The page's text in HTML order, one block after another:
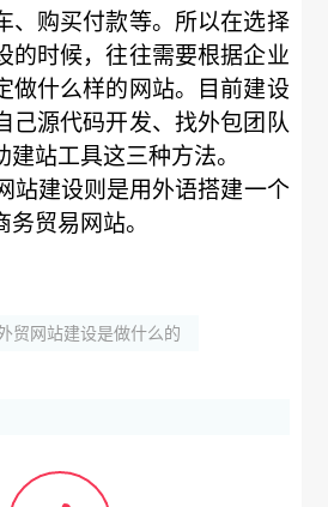
、购买付款等。所以在选择
的时候，往往需要根据企业
做什么样的网站。目前建设
己源代码开发、找外包团队
站工具这三种方法。
站建设则是用外语搭建一个
贸易网站。
贸网站建设是做什么的